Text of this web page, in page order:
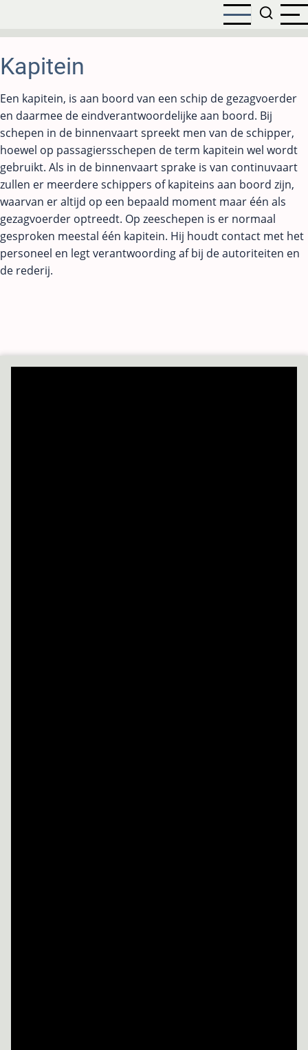
de
inhoud
gaan
Kapitein
Een kapitein, is aan boord van een schip de gezagvoerder
en daarmee de eindverantwoordelijke aan boord. Bij
schepen in de binnenvaart spreekt men van de schipper,
hoewel op passagiersschepen de term kapitein wel wordt
gebruikt. Als in de binnenvaart sprake is van continuvaart
zullen er meerdere schippers of kapiteins aan boord zijn,
waarvan er altijd op een bepaald moment maar één als
gezagvoerder optreedt. Op zeeschepen is er normaal
gesproken meestal één kapitein. Hij houdt contact met het
personeel en legt verantwoording af bij de autoriteiten en
de rederij.